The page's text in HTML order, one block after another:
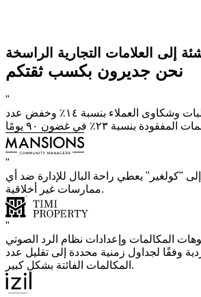
إلى العلامات التجارية الراسخة
نحن جديرون بكسب ثقتكم
"
قمنا بتحسين تلبية طلبات وشكاوى العملاء بنسبة ١٤٪ وخفض عدد
"
"كولغير" يعطي راحة البال للإدارة ضد أي
ممارسات غير أخلاقية.
"
المكالمات وإعدادات نظام الرد الصوتي
وفقًا لجداول زمنية محددة إلى تقليل عدد
المكالمات الفائتة بشكل كبير.